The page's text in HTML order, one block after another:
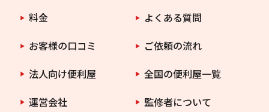
料金
よくある質問
お客様の口コミ
ご依頼の流れ
法人向け便利屋
全国の便利屋一覧
運営会社
監修者について